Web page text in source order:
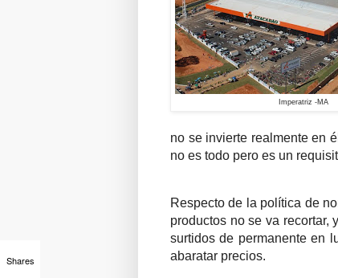
Imperatriz -MA
no se invierte realmente en
no es todo pero es un
Respecto de la política de
productos no se va recortar,
surtidos de permanente en
abaratar precios.
Shares